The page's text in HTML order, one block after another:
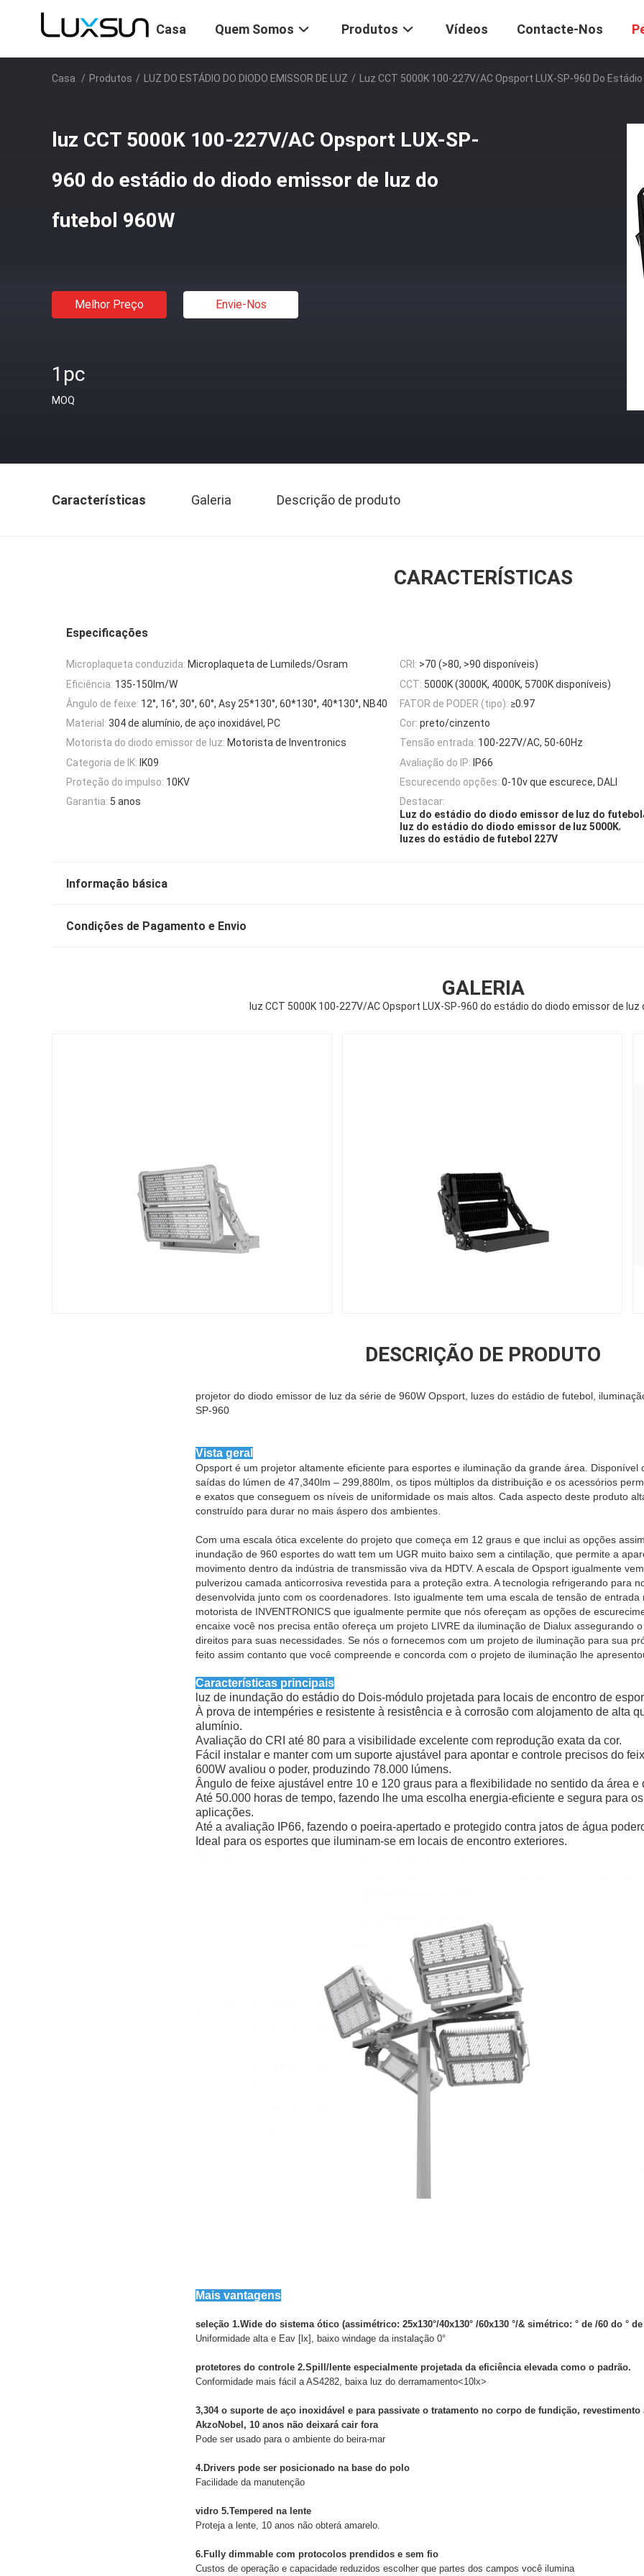
Casa Quem Somos Produtos Vídeos Contacte-Nos
Casa / Produtos / LUZ DO ESTÁDIO DO DIODO EMISSOR DE LUZ / Luz CCT 5000K 100-227V/AC Opsport LUX-SP-960 Do
luz CCT 5000K 100-227V/AC Opsport LUX-SP-
960 do estádio do diodo emissor de luz do
futebol 960W
Melhor Preço Envie-Nos
1pc
MOQ
Características Galeria Descrição de produto
CARACTERÍSTICAS
Especificações
Microplaqueta conduzida: Microplaqueta de Lumileds/Osram CRI: >70 (>80, >90 disponíveis)
Eficiência: 135-150lm/W CCT: 5000K (3000K, 4000K, 5700K disponíveis)
Ângulo de feixe: 12°, 16°, 30°, 60°, Asy 25*130°, 60*130°, 40*130°, NB40 FATOR de PODER (tipo): ≥0.97
Material: 304 de alumínio, de aço inoxidável, PC Cor: preto/cinzento
Motorista do diodo emissor de luz: Motorista de Inventronics Tensão entrada: 100-227V/AC, 50-60Hz
Categoria de IK: IK09 Avaliação do IP: IP66
Proteção do impulso: 10KV Escurecendo opções: 0-10v que escurece, DALI
Garantia: 5 anos
Destacar:
Luz do estádio do diodo emissor de luz do futebol ,
luz do estádio do diodo emissor de luz 5000K,
luzes do estádio de futebol 227V
Informação básica
Condições de Pagamento e Envio
GALERIA
luz CCT 5000K 100-227V/AC Opsport LUX-SP-960 do estádio do diodo emissor de
DESCRIÇÃO DE PRODUTO
projetor do diodo emissor de luz da série de 960W Opsport, luzes do estádio de futebol,
SP-960
Vista geral
Opsport é um projetor altamente eficiente para esportes e iluminação da grande área. Disponível
saídas do lúmen de 47,340lm – 299,880lm, os tipos múltiplos da distribuição e os acessórios
e exatos que conseguem os níveis de uniformidade os mais altos. Cada aspecto deste produto
construído para durar no mais áspero dos ambientes.
Com uma escala ótica excelente do projeto que começa em 12 graus e que inclui as opções
inundação de 960 esportes do watt tem um UGR muito baixo sem a cintilação, que permite a
movimento dentro da indústria de transmissão viva da HDTV. A escala de Opsport igualmente
pulverizou camada anticorrosiva revestida para a proteção extra. A tecnologia refrigerando para
desenvolvida junto com os coordenadores. Isto igualmente tem uma escala de tensão de entrada
motorista de INVENTRONICS que igualmente permite que nós ofereçam as opções de
encaixe você nos precisa então ofereça um projeto LIVRE da iluminação de Dialux assegurando
direitos para suas necessidades. Se nós o fornecemos com um projeto de iluminação para sua
feito assim contanto que você compreende e concorda com o projeto de iluminação lhe
Características principais
luz de inundação do estádio do Dois-módulo projetada para locais de encontro de
À prova de intempéries e resistente à resistência e à corrosão com alojamento de alta
alumínio.
Avaliação do CRI até 80 para a visibilidade excelente com reprodução exata da cor.
Fácil instalar e manter com um suporte ajustável para apontar e controle precisos do
600W avaliou o poder, produzindo 78.000 lúmens.
Ângulo de feixe ajustável entre 10 e 120 graus para a flexibilidade no sentido da área e
Até 50.000 horas de tempo, fazendo lhe uma escolha energia-eficiente e segura para
aplicações.
Até a avaliação IP66, fazendo o poeira-apertado e protegido contra jatos de água
Ideal para os esportes que iluminam-se em locais de encontro exteriores.
Mais vantagens
seleção 1.Wide do sistema ótico (assimétrico: 25x130°/40x130° /60x130 °/& simétrico: ° de /60 do ° de
Uniformidade alta e Eav [lx], baixo windage da instalação 0°
protetores do controle 2.Spill /lente especialmente projetada da eficiência elevada como o padrão.
Conformidade mais fácil a AS4282, baixa luz do derramamento<10lx>
3,304 o suporte de aço inoxidável e para passivate o tratamento no corpo de fundição,
AkzoNobel, 10 anos não deixará cair fora
Pode ser usado para o ambiente do beira-mar
4.Drivers pode ser posicionado na base do polo
Facilidade da manutenção
vidro 5.Tempered na lente
Proteja a lente, 10 anos não obterá amarelo.
6.Fully dimmable com protocolos prendidos e sem fio
Custos de operação e capacidade reduzidos escolher que partes dos campos você ilumina